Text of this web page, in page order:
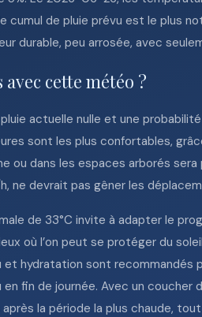
cumul de pluie prévu est le plus
durable, peu arrosée, avec
cette météo ?
actuelle nulle et une
sont les plus confortables,
ou dans les espaces arborés
ne devrait pas gêner les
de 33°C invite à adapter le
où l’on peut se protéger du
et hydratation sont
fin de journée. Avec un coucher
la période la plus chaude,